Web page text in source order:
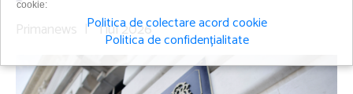
Primanews | 1 iul 2026
cookie:
Politica de colectare acord cookie
Politica de confidențialitate